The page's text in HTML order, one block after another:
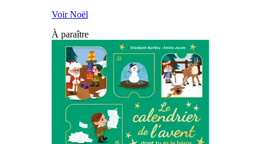
Voir Noël
À paraître